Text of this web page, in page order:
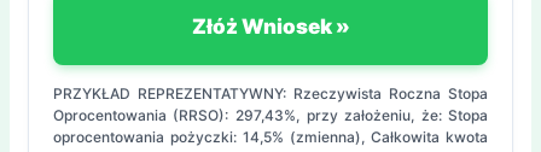
Złóż Wniosek »
PRZYKŁAD REPREZENTATYWNY: Rzeczywista Roczna Stopa
Oprocentowania (RRSO): 297,43%, przy założeniu, że: Stopa
oprocentowania pożyczki: 14,5% (zmienna), Całkowita kwota